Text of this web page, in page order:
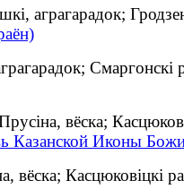
аграгарадок;
вёска;
Казанской Иконы
вёска; Касцюковіцкі